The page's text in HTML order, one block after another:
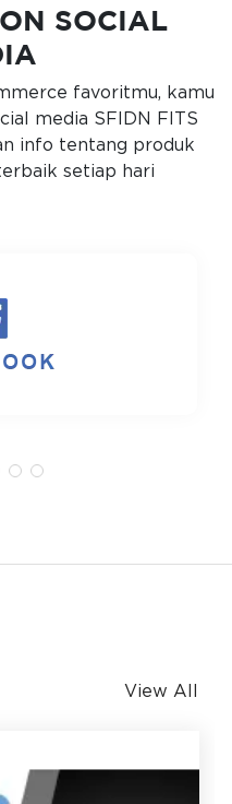
SOCIAL
favoritmu, kamu
media SFIDN FITS
info tentang produk
setiap hari
View All